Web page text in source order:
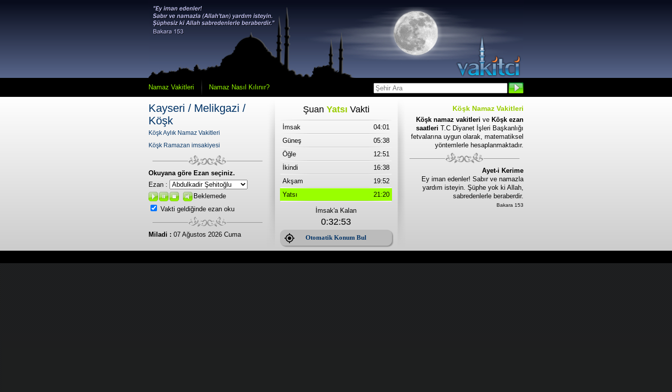
Namaz Vakitleri Namaz Nasıl Kılınır?
Kayseri / Melikgazi /
Köşk
Köşk Aylık Namaz Vakitleri
Köşk Ramazan imsakiyesi
Okuyana göre Ezan seçiniz.
Ezan :
Beklemede
Vakti geldiğinde ezan oku
Miladi : 07 Ağustos 2026 Cuma
Şuan Yatsı Vakti
İmsak
04:01
Güneş
05:38
Öğle
12:51
İkindi
16:38
Akşam
19:52
Yatsı
21:20
İmsak'a Kalan
0:32:53
Otomatik Konum Bul
Köşk Namaz Vakitleri
Köşk namaz vakitleri ve Köşk ezan
saatleri T.C Diyanet İşleri Başkanlığı
fetvalarına uygun olarak, matematiksel
yöntemlerle hesaplanmaktadır.
Ayet-i Kerime
Ey iman edenler! Sabır ve namazla
yardım isteyin. Şüphe yok ki Allah,
sabredenlerle beraberdir.
Bakara 153